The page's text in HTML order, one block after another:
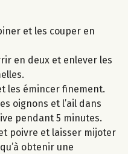
et les couper en
en deux et enlever les
les émincer finement.
oignons et l’ail dans
pendant 5 minutes.
poivre et laisser mijoter
obtenir une